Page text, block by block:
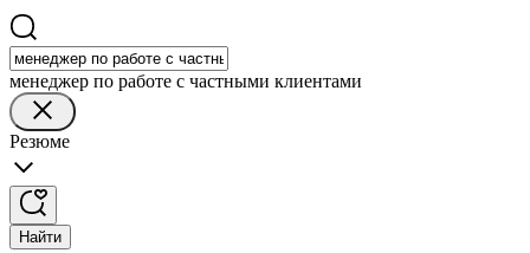
менеджер по работе с частными клиентами
Резюме
Найти